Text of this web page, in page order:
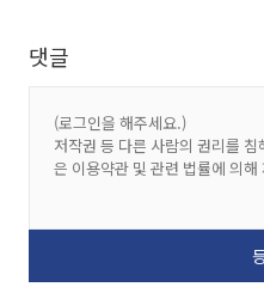
댓글